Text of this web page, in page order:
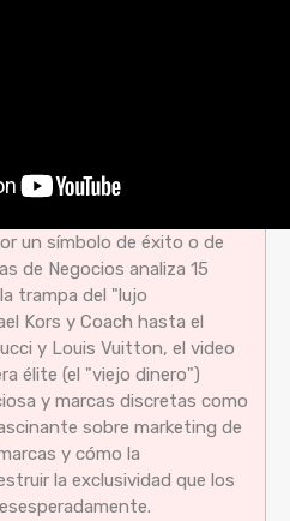
un símbolo de éxito o de
de Negocios analiza 15
trampa del "lujo
Kors y Coach hasta el
y Louis Vuitton, el video
élite (el "viejo dinero")
y marcas discretas como
sobre marketing de
y cómo la
la exclusividad que los